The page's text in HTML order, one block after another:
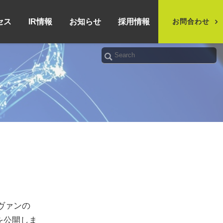
ス IR情報 お知らせ 採用情報 お問合わせ
ァンの
開しま